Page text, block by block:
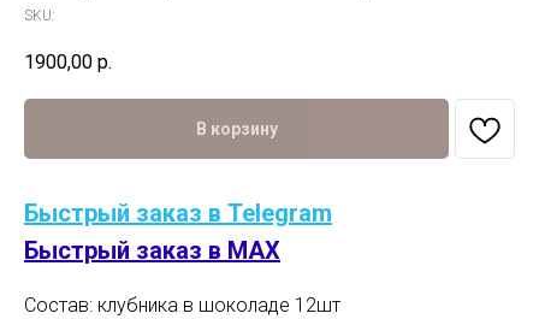
SKU:
1900,00 р.
В корзину
Быстрый заказ в Telegram
Быстрый заказ в MAX
Состав: клубника в шоколаде 12шт